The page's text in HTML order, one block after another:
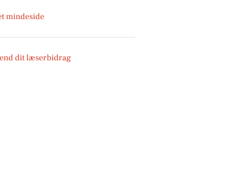
mindeside
dit læserbidrag